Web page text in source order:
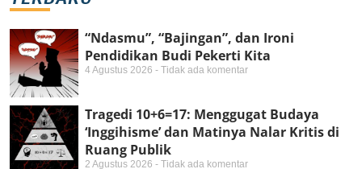
“Ndasmu”, “Bajingan”, dan Ironi
Pendidikan Budi Pekerti Kita
4 Agustus 2026 Tidak ada komentar
Tragedi 10+6=17: Menggugat Budaya
‘Inggihisme’ dan Matinya Nalar Kritis di
Ruang Publik
2 Agustus 2026 Tidak ada komentar